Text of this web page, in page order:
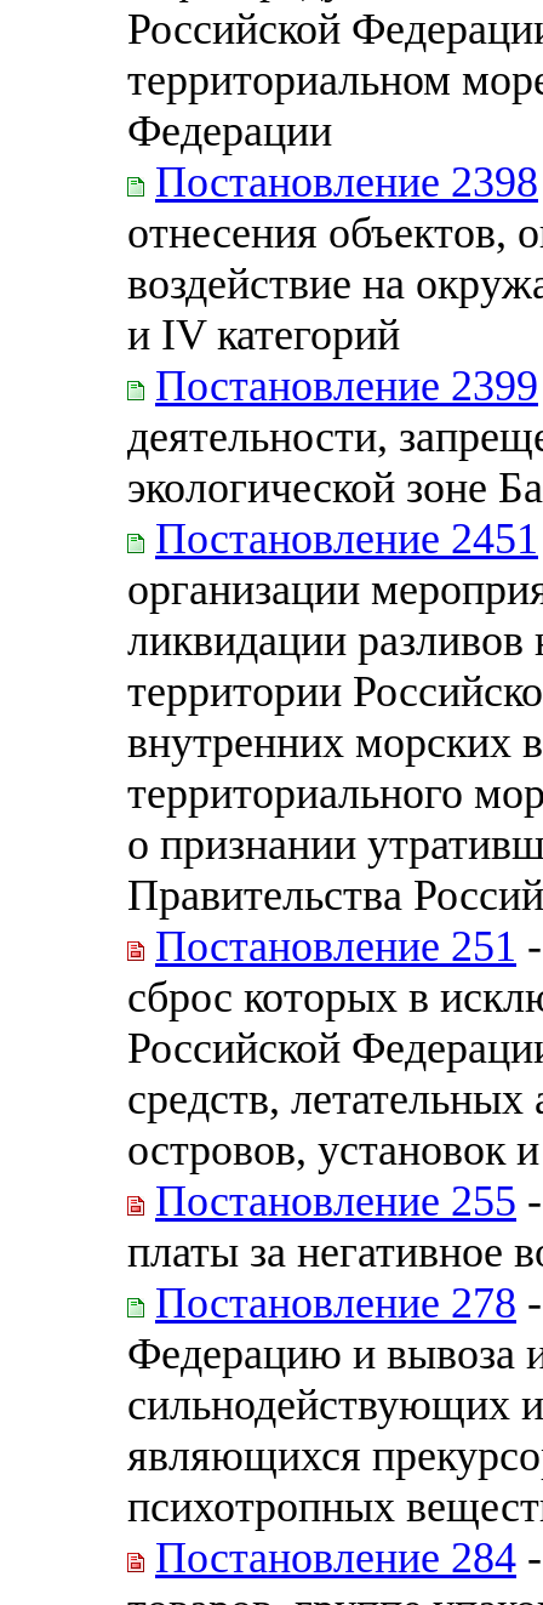
Российской
территориальном
Федерации
Постановление 2398
отнесения объектов,
воздействие на
и IV категорий
Постановление 2399
деятельности,
экологической зоне
Постановление 2451
организации
ликвидации
территории
внутренних морских
территориального
о признании
Правительства
Постановление 251
сброс которых в
Российской
средств,
островов, установок
Постановление 255
платы за негативное
Постановление 278
Федерацию и вывоза
сильнодействующих
являющихся
психотропных
Постановление 284